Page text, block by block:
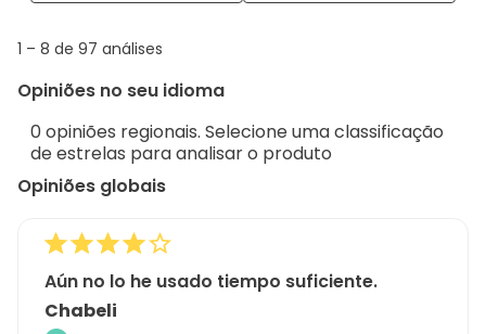
1
8
97
análises
1 – 8 de 97 análises
Opiniões no seu idioma
0 opiniões regionais. Selecione uma classificação
de estrelas para analisar o produto
Opiniões globais
Aún no lo he usado tiempo suficiente.
Chabeli